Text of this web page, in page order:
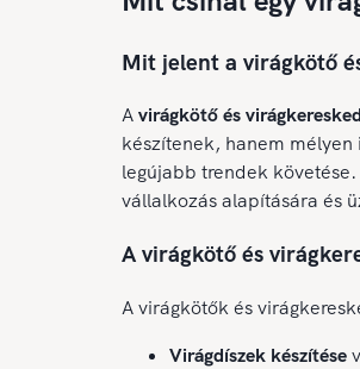
Mit jelent a virágkötő
Avirágkötő és
készítenek, hanem
legújabb trendek
vállalkozás alapítására és
A virágkötő és
A virágkötők és
Virágdíszek készítése